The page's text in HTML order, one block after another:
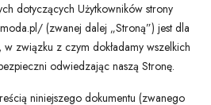
dotyczących Użytkowników strony
(zwanej dalej „Stroną”) jest dla
związku z czym dokładamy wszelkich
odwiedzając naszą Stronę.
niniejszego dokumentu (zwanego